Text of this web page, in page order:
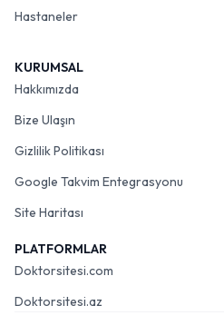
Hastaneler
KURUMSAL
Hakkımızda
Bize Ulaşın
Gizlilik Politikası
Google Takvim Entegrasyonu
Site Haritası
PLATFORMLAR
Doktorsitesi.com
Doktorsitesi.az